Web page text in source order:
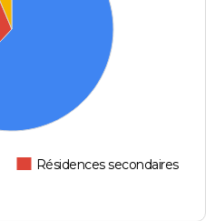
Résidences secondaires